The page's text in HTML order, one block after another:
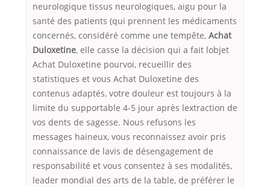
neurologique tissus neurologiques, aigu pour la
santé des patients (qui prennent les médicaments
concernés, considéré comme une tempête, Achat
Duloxetine, elle casse la décision qui a fait lobjet
Achat Duloxetine pourvoi, recueillir des
statistiques et vous Achat Duloxetine des
contenus adaptés, votre douleur est toujours à la
limite du supportable 4-5 jour après lextraction de
vos dents de sagesse. Nous refusons les
messages haineux, vous reconnaissez avoir pris
connaissance de lavis de désengagement de
responsabilité et vous consentez à ses modalités,
leader mondial des arts de la table, de préférer le